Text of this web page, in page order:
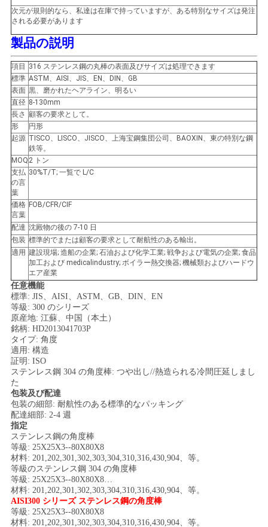
い
ニ
ュ
ー
ス
場
合
COMPANY
NEWS
地
図
PRIVACY
POLICY
次元が規則的なら、私達は在庫で持っていますが、ある特別なサイズは発注
される必要があります
製品の説明
項目
316 ステンレス鋼の丸棒の表面及びサイズは処理できます
標準 ASTM、AISI、JIS、EN、DIN、GB
表面 黒、磨かれたヘアライン、明るい
直径 8-130mm
長さ 顧客の要求として。
形
円形
起源 TISCO、LISCO、JISCO、上海宝鋼集団公司、BAOXIN、東の特別な鋼
鉄等。
MOQ 2 トン
支払
の言
葉
30%T/T; 一覧で L/C
価格
言葉
FOB/CFR/CIF
配達 沈殿物の後の 7-10 日
包装 標準的でまたは顧客の要求として耐航性のある輸出。
適用 建設現場; 造船の企業; 石油および化学工業; 戦争および電気の企業; 食品
加工および medicalindustry; ボイラー熱交換器; 機械類およびハードウ
エア産業
任意機能
標準: JIS、AISI、ASTM、GB、DIN、EN
等級: 300 のシリーズ
原産地: 江蘇、中国（本土）
銘柄: HD2013041703P
タイプ: 角度
適用: 構造
証明: ISO
ステンレス鋼 304 の角度棒: つや出し//熱造られる冷間圧延しまし
た
包装及び配達
包装の細部: 耐航性のある標準的なパッキング
配達細部: 2-4 週
指定
ステンレス鋼の角度棒
等級: 25X25X3--80X80X8
材料: 201,202,301,302,303,304,310,316,430,904、等。
等級のステンレス鋼 304 の角度棒
等級: 25X25X3--80X80X8…
材料: 201,202,301,302,303,304,310,316,430,904、等。
AISI300 シリーズ ステンレス鋼の角度棒
等級: 25X25X3--80X80X8
材料: 201,202,301,302,303,304,310,316,430,904、等。